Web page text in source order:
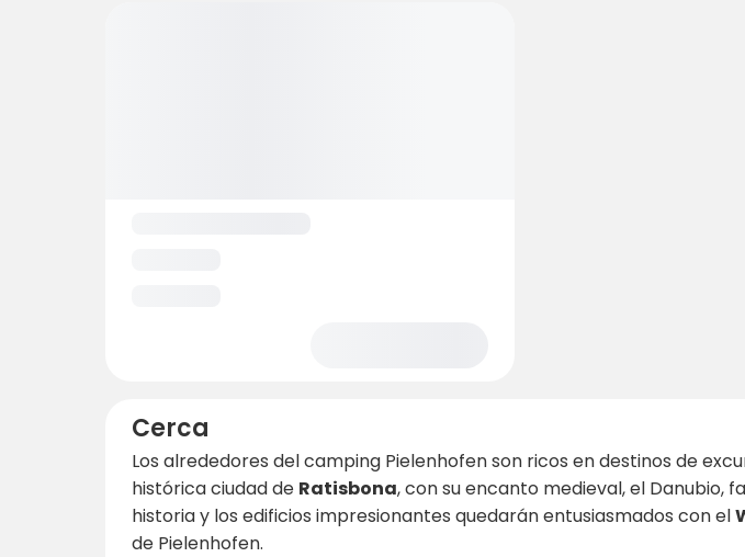
Cerca
Los alrededores del camping Pielenhofen son ricos en destinos de
histórica ciudad de Ratisbona, con su encanto medieval, el Danubio,
historia y los edificios impresionantes quedarán entusiasmados con el
de Pielenhofen.